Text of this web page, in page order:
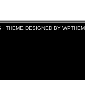
· THEME DESIGNED BY